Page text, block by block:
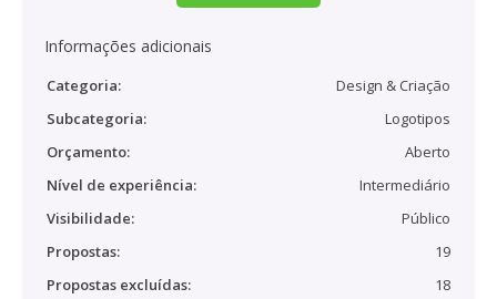
Informações adicionais
Categoria:
Design & Criação
Subcategoria:
Logotipos
Orçamento:
Aberto
Nível de experiência:
Intermediário
Visibilidade:
Público
Propostas:
19
Propostas excluídas:
18